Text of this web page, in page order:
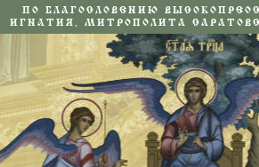
ПО БЛАГОСЛОВЕНИЮ
ИГНАТИЯ, МИТРОПОЛИТА